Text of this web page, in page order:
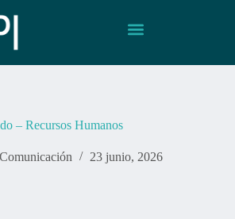
– Recursos Humanos
23 junio, 2026